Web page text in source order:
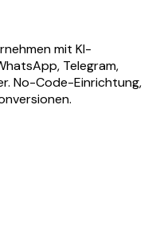
mit KI-
Telegram,
No-Code-Einrichtung,